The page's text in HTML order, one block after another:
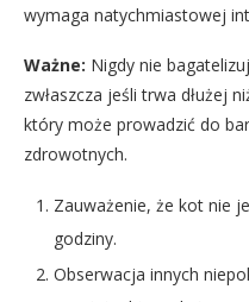
wymaga natychmiastowej
Ważne: Nigdy nie
zwłaszcza jeśli trwa dłużej
który może prowadzić do
zdrowotnych.
Zauważenie, że kot nie
godziny.
Obserwacja innych